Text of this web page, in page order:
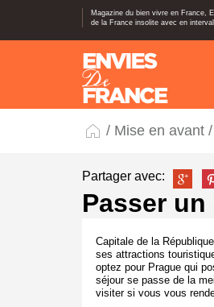
Magazine du bien vivre en France,
de la France insolite avec en
/ Mise en avant /
Partager avec:
Passer
Capitale de la
ses attractions
optez pour Prague qui
séjour se passe de la
visiter si vous vous